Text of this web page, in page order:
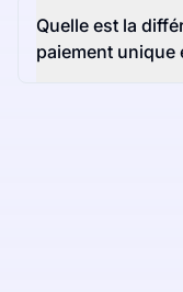
Quelle est la
paiement unique